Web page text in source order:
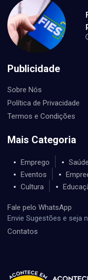
Publicidade
Sobre Nós
Política de Privacidade
Termos e Condições
Mais Categoria
Emprego Saúde
Eventos
Cultura
Fale pelo WhatsApp
Envie Sugestões e seja
Contatos